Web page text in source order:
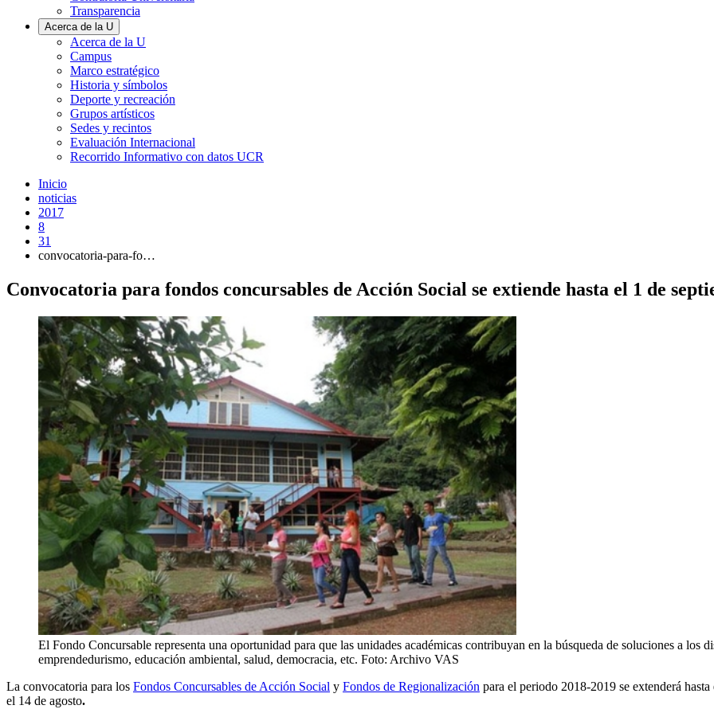
Transparencia
Acerca de la U
Acerca de la U
Campus
Marco estratégico
Historia y símbolos
Deporte y recreación
Grupos artísticos
Sedes y recintos
Evaluación Internacional
Recorrido Informativo con datos UCR
Inicio
noticias
2017
8
31
convocatoria-para-fo…
Convocatoria para fondos concursables de Acción Social se extiende hasta el 1 de
El Fondo Concursable representa una oportunidad para que las unidades académicas contribuyan en la búsqueda de soluciones a los
emprendedurismo, educación ambiental, salud, democracia, etc. Foto: Archivo VAS
La convocatoria para los Fondos Concursables de Acción Social y Fondos de Regionalización para el periodo 2018-2019 se extenderá
el 14 de agosto.